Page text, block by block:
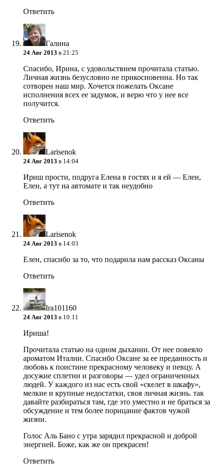
Ответить
Галина
24 Авг 2013 в 21:25
Спасибо, Ирина, с удовольствием прочитала статью.
Личная жизнь безусловно не прикосновенна. Но так
сотворен наш мир. Хочется пожелать Оксане
исполнения всех ее задумок, и верю что у нее все
получится.
Ответить
Larisenok
24 Авг 2013 в 14:04
Ириш прости, подруга Елена в гостях и я ей — Елен,
Елен, а тут на автомате и так неудобно
Ответить
Larisenok
24 Авг 2013 в 14:03
Елен, спасибо за то, что подарила нам рассказ Оксаны
Ответить
Ira101160
24 Авг 2013 в 10:11
Ириша!
Прочитала статью на одном дыхании. От нее повеяло
ароматом Италии. Спасибо Оксане за ее преданность и
любовь к поистине прекрасному человеку и певцу. А
досужие сплетни и разговоры — удел ограниченных
людей. У каждого из нас есть свой «скелет в шкафу»,
мелкие и крупные недостатки, своя личная жизнь. так
давайте разбираться там, где это уместно и не браться за
обсуждение и тем более порицание фактов чужой
жизни.
Голос Аль Бано с утра зарядил прекрасной и доброй
энергией. Боже, как же он прекрасен!
Ответить